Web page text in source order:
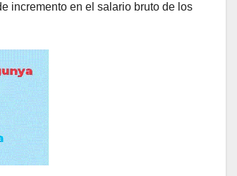
incremento en el salario bruto de los